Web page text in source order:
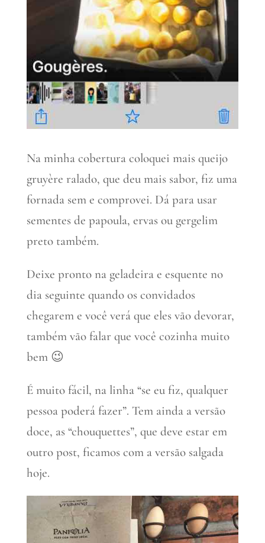
Na minha cobertura coloquei mais queijo
gruyère ralado, que deu mais sabor, fiz uma
fornada sem e comprovei. Dá para usar
sementes de papoula, ervas ou gergelim
preto também.
Deixe pronto na geladeira e esquente no
dia seguinte quando os convidados
chegarem e você verá que eles vão devorar,
também vão falar que você cozinha muito
bem 😉
É muito fácil, na linha “se eu fiz, qualquer
pessoa poderá fazer”. Tem ainda a versão
doce, as “chouquettes”, que deve estar em
outro post, ficamos com a versão salgada
hoje.